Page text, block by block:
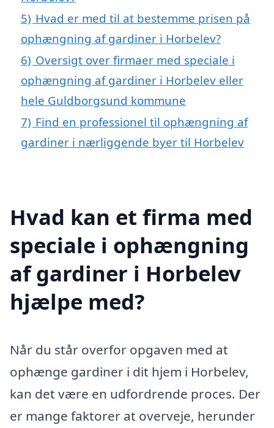
5) Hvad er med til at bestemme prisen på
ophængning af gardiner i Horbelev?
6) Oversigt over firmaer med speciale i
ophængning af gardiner i Horbelev eller
hele Guldborgsund kommune
7) Find en professionel til ophængning af
gardiner i nærliggende byer til Horbelev
Hvad kan et firma med
speciale i ophængning
af gardiner i Horbelev
hjælpe med?
Når du står overfor opgaven med at
ophænge gardiner i dit hjem i Horbelev,
kan det være en udfordrende proces. Der
er mange faktorer at overveje, herunder